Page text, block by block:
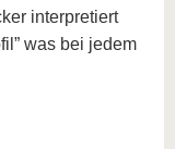
interpretiert
was bei jedem